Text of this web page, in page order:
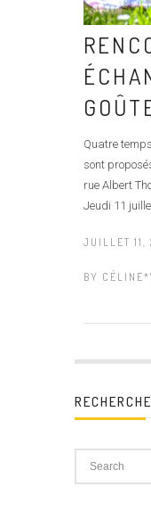
Quatre
sont
rue Albert
Jeudi 11
JUILLET 11,
BY